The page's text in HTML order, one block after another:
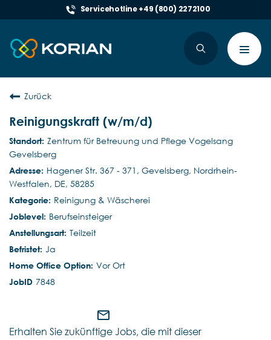
Servicehotline +49 (800) 2272100
Zurück
Reinigungskraft (w/m/d)
Zentrum für Betreuung und Pflege Vogelsang
Gevelsberg
Hagener Str. 367 - 371, Gevelsberg, Nordrhein-
Westfalen, DE, 58285
Reinigung & Wäscherei
Berufseinsteiger
Teilzeit
Ja
Vor Ort
7848
mail_outline
Erhalten Sie zukünftige Jobs, die mit dieser